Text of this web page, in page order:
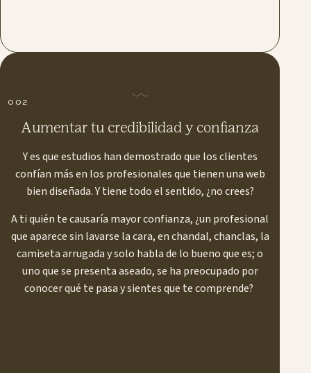
002
Aumentar tu credibilidad y confianza
Y es que estudios han demostrado que los clientes
confían más en los profesionales que tienen una web
bien diseñada. Y tiene todo el sentido, ¿no crees?
A ti quién te causaría mayor confianza, ¿un profesional
que aparece sin lavarse la cara, en chandal, chanclas, la
camiseta arrugada y solo habla de lo bueno que es; o
uno que se presenta aseado, se ha preocupado por
conocer qué te pasa y sientes que te comprende?